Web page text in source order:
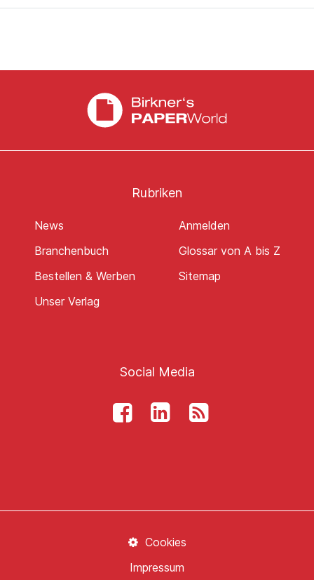
Rubriken
News
Branchenbuch
Bestellen & Werben
Unser Verlag
Anmelden
Glossar von A bis Z
Sitemap
Social Media
Impressum
Cookies